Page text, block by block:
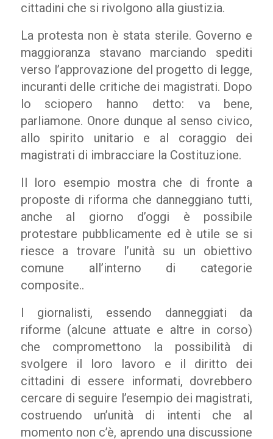
cittadini che si rivolgono alla giustizia.
La protesta non è stata sterile. Governo e
maggioranza stavano marciando spediti
verso l’approvazione del progetto di legge,
incuranti delle critiche dei magistrati. Dopo
lo sciopero hanno detto: va bene,
parliamone. Onore dunque al senso civico,
allo spirito unitario e al coraggio dei
magistrati di imbracciare la Costituzione.
Il loro esempio mostra che di fronte a
proposte di riforma che danneggiano tutti,
anche al giorno d’oggi è possibile
protestare pubblicamente ed è utile se si
riesce a trovare l’unità su un obiettivo
comune all’interno di categorie
composite..
I giornalisti, essendo danneggiati da
riforme (alcune attuate e altre in corso)
che compromettono la possibilità di
svolgere il loro lavoro e il diritto dei
cittadini di essere informati, dovrebbero
cercare di seguire l’esempio dei magistrati,
costruendo un’unità di intenti che al
momento non c’è, aprendo una discussione